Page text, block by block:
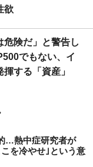
欲
危険だ」と警告し
でもない、イ
する「資産」
…熱中症研究者が
を冷やせ｣という意